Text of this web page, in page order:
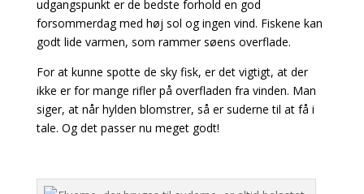
udgangspunkt er de bedste forhold en god
forsommerdag med høj sol og ingen vind. Fiskene kan
godt lide varmen, som rammer søens overflade.
For at kunne spotte de sky fisk, er det vigtigt, at der
ikke er for mange rifler på overfladen fra vinden. Man
siger, at når hylden blomstrer, så er suderne til at få i
tale. Og det passer nu meget godt!